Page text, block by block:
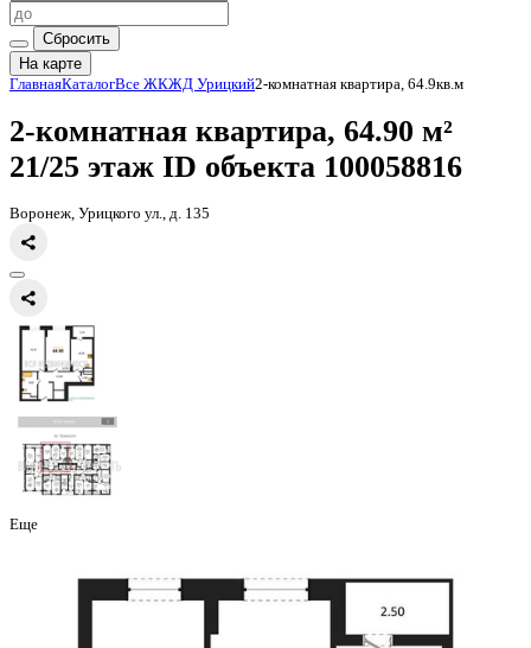
Сбросить
На карте
Главная Каталог Все ЖК
2-комнатная квартира, 64.90
21/25 этаж
Воронеж, Урицкого ул., д. 135